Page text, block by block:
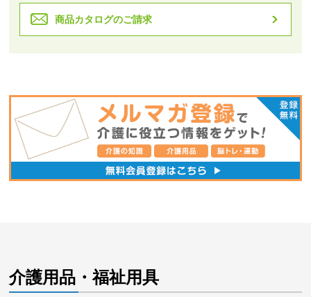
商品カタログのご請求
介護用品・福祉用具